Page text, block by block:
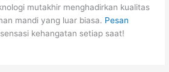
mutakhir menghadirkan kualitas
mandi yang luar biasa. Pesan
kehangatan setiap saat!